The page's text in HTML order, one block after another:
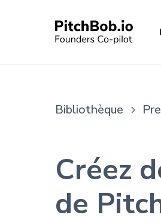
Bibliothèque
Créez
de